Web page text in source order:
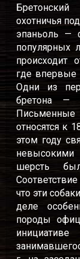
охотничья
эпаньоль —
популярных
происходит
где впервые
Одни из
бретона —
относятся к
этом году
невысокими
шерсть
что эти
деле
породы